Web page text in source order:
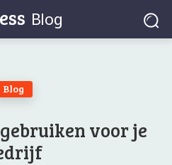
Blog
Blog
voor je